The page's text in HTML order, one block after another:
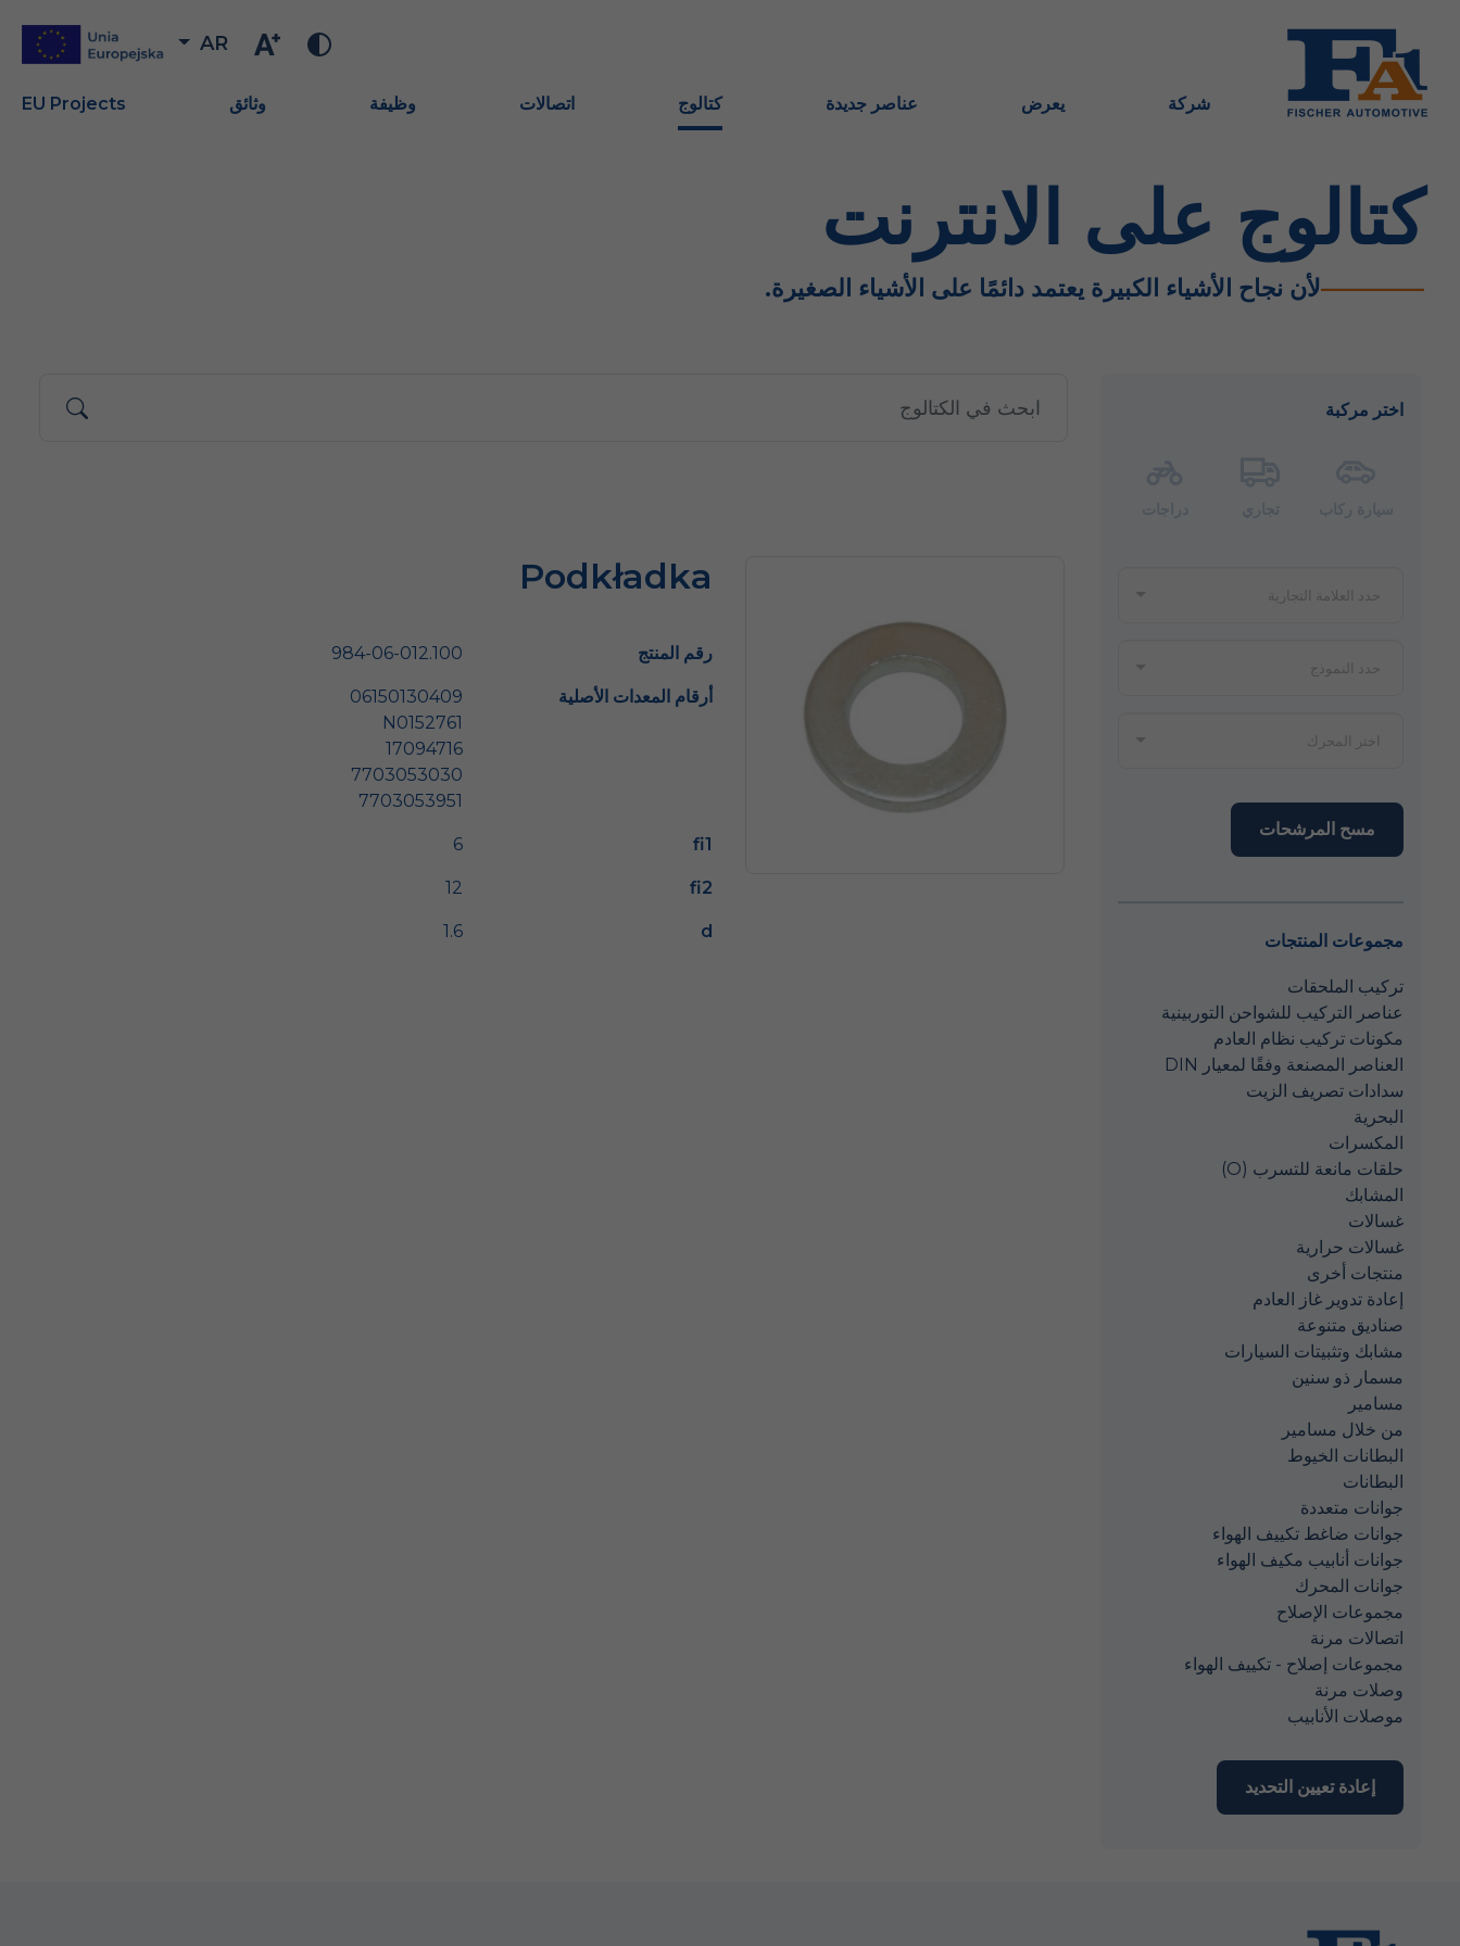
AR
شركة يعرض عناصر جديدة كتالوج اتصالات وظيفة وثائق EU Projects
كتالوج على الانترنت
لأن نجاح الأشياء الكبيرة يعتمد دائمًا على الأشياء الصغيرة.
اختر مركبة
مسح المرشحات
مجموعات المنتجات
تركيب الملحقات
عناصر التركيب للشواحن التوربينية
مكونات تركيب نظام العادم
العناصر المصنعة وفقًا لمعيار DIN
سدادات تصريف الزيت
البحرية
المكسرات
حلقات مانعة للتسرب (O)
المشابك
غسالات
غسالات حرارية
منتجات أخرى
إعادة تدوير غاز العادم
صناديق متنوعة
مشابك وتثبيتات السيارات
مسمار ذو سنين
مسامير
من خلال مسامير
البطانات الخيوط
البطانات
جوانات متعددة
جوانات ضاغط تكييف الهواء
جوانات أنابيب مكيف الهواء
جوانات المحرك
مجموعات الإصلاح
اتصالات مرنة
مجموعات إصلاح - تكييف الهواء
وصلات مرنة
موصلات الأنابيب
إعادة تعيين التحديد
Podkładka
رقم المنتج 984-06-012.100
أرقام المعدات الأصلية
06150130409
N0152761
17094716
7703053030
7703053951
fi1
6
fi2
12
d
1.6